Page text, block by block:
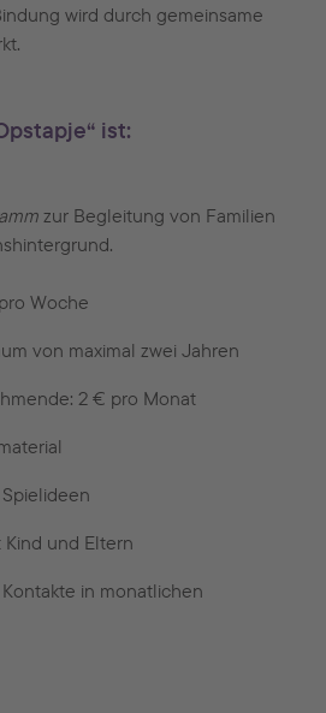
wird durch gemeinsame
ist:
zur Begleitung von Familien
Woche
von maximal zwei Jahren
2 € pro Monat
und Eltern
in monatlichen